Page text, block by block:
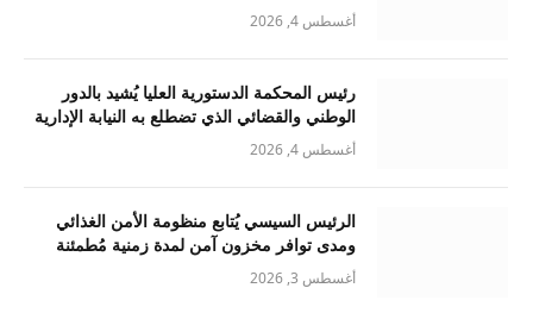
أغسطس 4, 2026
رئيس المحكمة الدستورية العليا يُشيد بالدور
الوطني والقضائي الذي تضطلع به النيابة الإدارية
أغسطس 4, 2026
الرئيس السيسي يُتابع منظومة الأمن الغذائي
ومدى توافر مخزون آمن لمدة زمنية مُطمئنة
أغسطس 3, 2026